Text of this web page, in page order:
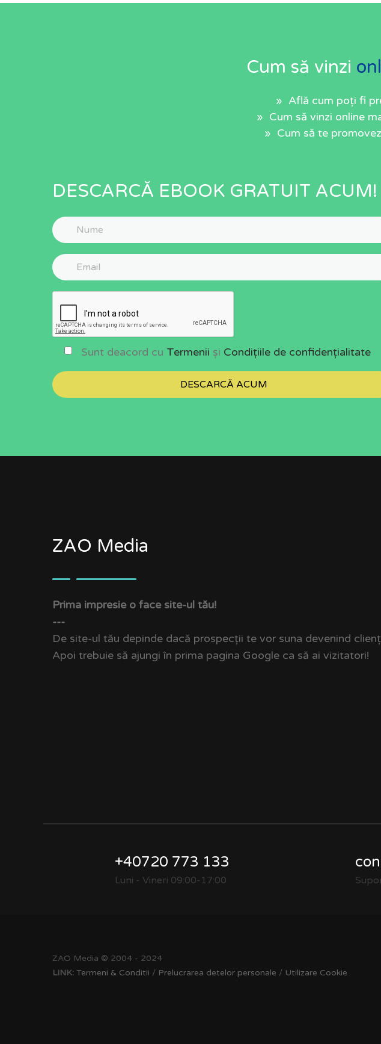
Cum să vinzi
» Află cum poți fi
» Cum să vinzi online
» Cum să te
DESCARCĂ EBOOK GRATUIT ACUM!
Sunt deacord cu Termenii și Condițiile de confidențialitate
ZAO Media
Prima impresie o face site-ul tău!
---
De site-ul tău depinde dacă prospecții te vor suna devenind
Apoi trebuie să ajungi în prima pagina Google ca să ai vizitatori!
+40720 773 133
Luni - Vineri 09:00-17:00
ZAO Media © 2004 - 2024
LINK: Termeni & Conditii / Prelucrarea detelor personale / Utilizare Cookie